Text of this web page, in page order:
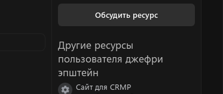
Обсудить ресурс
Другие ресурсы
пользователя джефри
эпштейн
Сайт для CRMP